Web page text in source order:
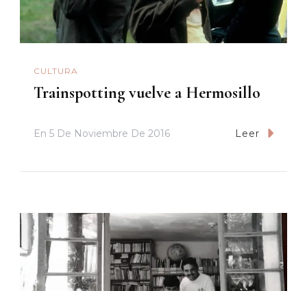
CULTURA
Trainspotting vuelve a Hermosillo
En 5 De Noviembre De 2016 Leer